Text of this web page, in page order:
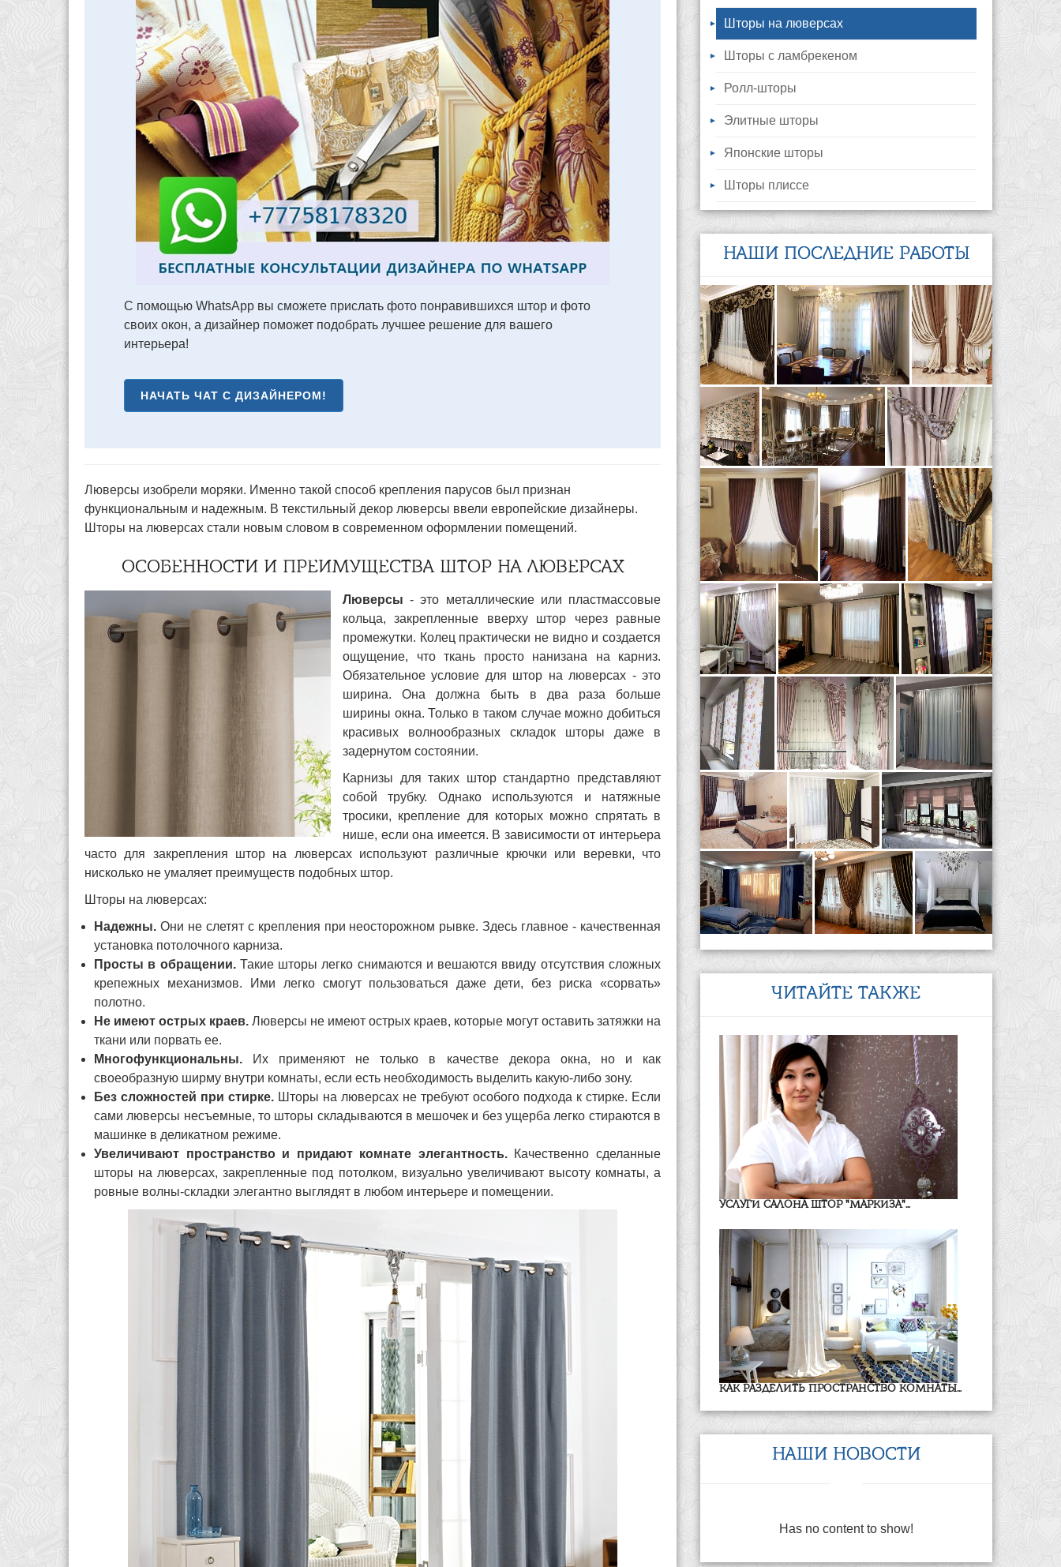
С помощью WhatsApp вы сможете прислать фото понравившихся штор и фото
своих окон, а дизайнер поможет подобрать лучшее решение для вашего
интерьера!
НАЧАТЬ ЧАТ С ДИЗАЙНЕРОМ!
Люверсы изобрели моряки. Именно такой способ крепления парусов был признан
функциональным и надежным. В текстильный декор люверсы ввели европейские дизайнеры.
Шторы на люверсах стали новым словом в современном оформлении помещений.
ОСОБЕННОСТИ И ПРЕИМУЩЕСТВА ШТОР НА ЛЮВЕРСАХ
Люверсы - это металлические или пластмассовые
кольца, закрепленные вверху штор через равные
промежутки. Колец практически не видно и создается
ощущение, что ткань просто нанизана на карниз.
Обязательное условие для штор на люверсах - это
ширина. Она должна быть в два раза больше
ширины окна. Только в таком случае можно добиться
красивых волнообразных складок шторы даже в
задернутом состоянии.
Карнизы для таких штор стандартно представляют
собой трубку. Однако используются и натяжные
тросики, крепление для которых можно спрятать в
нише, если она имеется. В зависимости от интерьера
часто для закрепления штор на люверсах используют различные крючки или веревки, что
нисколько не умаляет преимуществ подобных штор.
Шторы на люверсах:
Надежны. Они не слетят с крепления при неосторожном рывке. Здесь главное - качественная
установка потолочного карниза.
Просты в обращении.Такие шторы легко снимаются и вешаются ввиду отсутствия сложных
крепежных механизмов. Ими легко смогут пользоваться даже дети, без риска «сорвать»
полотно.
Не имеют острых краев. Люверсы не имеют острых краев, которые могут оставить затяжки на
ткани или порвать ее.
Многофункциональны. Их применяют не только в качестве декора окна, но и как
своеобразную ширму внутри комнаты, если есть необходимость выделить какую-либо зону.
Без сложностей при стирке. Шторы на люверсах не требуют особого подхода к стирке. Если
сами люверсы несъемные, то шторы складываются в мешочек и без ущерба легко стираются в
машинке в деликатном режиме.
Увеличивают пространство и придают комнате элегантность.Качественно сделанные
шторы на люверсах, закрепленные под потолком, визуально увеличивают высоту комнаты, а
ровные волны-складки элегантно выглядят в любом интерьере и помещении.
Шторы на люверсах
Шторы с ламбрекеном
Ролл-шторы
Элитные шторы
Японские шторы
Шторы плиссе
НАШИ ПОСЛЕДНИЕ РАБОТЫ
ЧИТАЙТЕ ТАКЖЕ
УСЛУГИ САЛОНА ШТОР "МАРКИЗА"...
КАК РАЗДЕЛИТЬ ПРОСТРАНСТВО КОМНАТЫ...
НАШИ НОВОСТИ
Has no content to show!